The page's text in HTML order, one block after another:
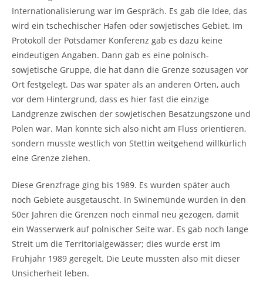
Internationalisierung war im Gespräch. Es gab die Idee, das
wird ein tschechischer Hafen oder sowjetisches Gebiet. Im
Protokoll der Potsdamer Konferenz gab es dazu keine
eindeutigen Angaben. Dann gab es eine polnisch-
sowjetische Gruppe, die hat dann die Grenze sozusagen vor
Ort festgelegt. Das war später als an anderen Orten, auch
vor dem Hintergrund, dass es hier fast die einzige
Landgrenze zwischen der sowjetischen Besatzungszone und
Polen war. Man konnte sich also nicht am Fluss orientieren,
sondern musste westlich von Stettin weitgehend willkürlich
eine Grenze ziehen.
Diese Grenzfrage ging bis 1989. Es wurden später auch
noch Gebiete ausgetauscht. In Swinemünde wurden in den
50er Jahren die Grenzen noch einmal neu gezogen, damit
ein Wasserwerk auf polnischer Seite war. Es gab noch lange
Streit um die Territorialgewässer; dies wurde erst im
Frühjahr 1989 geregelt. Die Leute mussten also mit dieser
Unsicherheit leben.